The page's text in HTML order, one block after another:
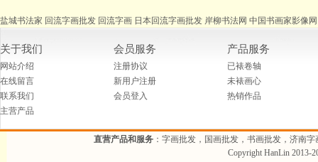
盐城书法家 回流字画批发 回流字画 日本回流字画批发 岸柳书法网 中国书画家影像网
关于我们
网站介绍
在线留言
联系我们
主营产品
会员服务
注册协议
新用户注册
会员登入
产品服务
已裱卷轴
未裱画心
热销作品
直营产品和服务 ：字画批发，国画批发，书画批发，济南
Copyright HanLin 2013-